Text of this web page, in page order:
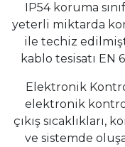
IP54 koruma
yeterli miktarda
ile techiz
kablo tesisatı EN
Elektronik
elektronik
çıkış sıcaklıkları,
ve sistemde